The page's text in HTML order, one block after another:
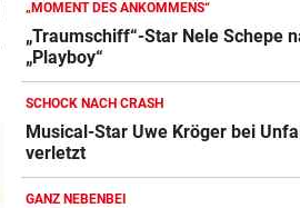
„MOMENT DES ANKOMMENS“
„Traumschiff“-Star Nele Schepe
„Playboy“
SCHOCK NACH CRASH
Musical-Star Uwe Kröger bei
verletzt
GANZ NEBENBEI